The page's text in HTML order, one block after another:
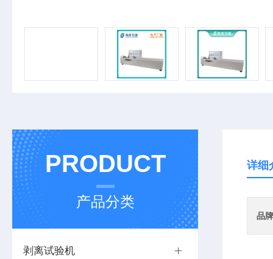
PRODUCT
产品分类
剥离试验机
详细
品牌